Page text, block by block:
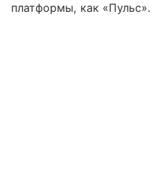
платформы, как «Пульс».